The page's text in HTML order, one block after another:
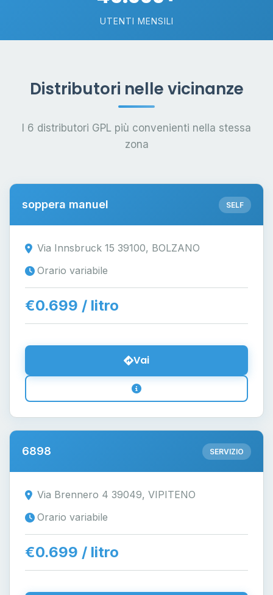
UTENTI MENSILI
Distributori nelle vicinanze
I 6 distributori GPL più convenienti nella stessa
zona
soppera manuel SELF
Via Innsbruck 15 39100, BOLZANO
Orario variabile
€0.699 / litro
Vai
6898 SERVIZIO
Via Brennero 4 39049, VIPITENO
Orario variabile
€0.699 / litro